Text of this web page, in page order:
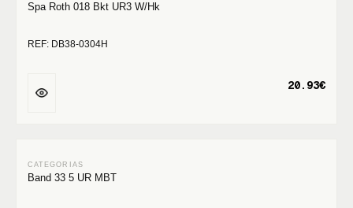
Spa Roth 018 Bkt UR3 W/Hk
REF: DB38-0304H
20.93€
Band 33 5 UR MBT